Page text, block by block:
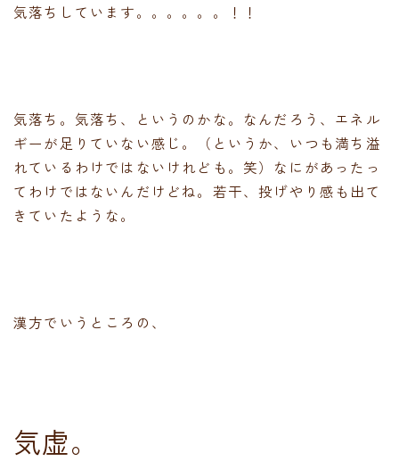
気落ちしています。。。。。。！！
気落ち。気落ち、というのかな。なんだろう、エネル
ギーが足りていない感じ。（というか、いつも満ち溢
れているわけではないけれども。笑）なにがあったっ
てわけではないんだけどね。若干、投げやり感も出て
きていたような。
漢方でいうところの、
気虚。